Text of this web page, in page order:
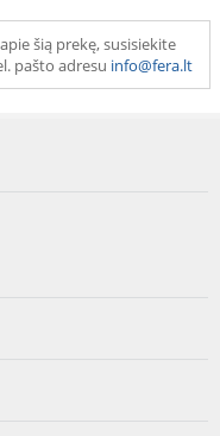
šią prekę, susisiekite
pašto adresu info@fera.lt